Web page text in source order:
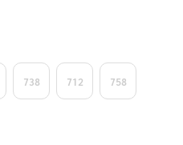
738 712 758